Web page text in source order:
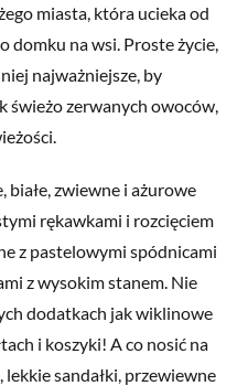
miasta, która ucieka od
na wsi. Proste życie,
najważniejsze, by
świeżo zerwanych owoców,
zwiewne i ażurowe
rękawkami i rozcięciem
z pastelowymi spódnicami
z wysokim stanem. Nie
dodatkach jak wiklinowe
i koszyki! A co nosić na
sandałki, przewiewne